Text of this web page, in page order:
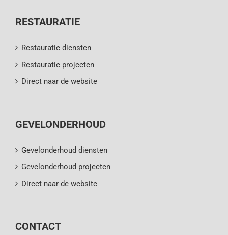
RESTAURATIE
Restauratie diensten
Restauratie projecten
Direct naar de website
GEVELONDERHOUD
Gevelonderhoud diensten
Gevelonderhoud projecten
Direct naar de website
CONTACT